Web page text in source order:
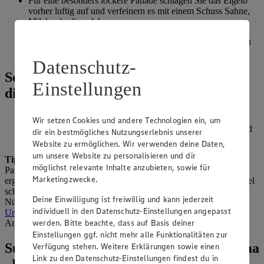
vorher luftig auf und verfeinern es mit einem Schuss Sahne,
Milch oder Sprudel.
Panieren ganz ohne Ei gelingt Ihnen, wenn Sie dieses durch
Schritt vier der Panieren-Reihenfolge:
die Panade
Wenden Sie Ihr Produkt im letzten Schritt beidseitig in
Paniermehl. Dieses sorgt erst für die richtige Konsistenz und
birgt außerdem Extra-Geschmack.
Tipp:
Als Alternative zu den Semmelbröseln funktioniert auch
Panko, das sich besonders für Fisch eignet. Eine leckere Panade
ergeben auch zerstoßene Cornflakes, die besonders gut zu Geflügel
schmecken. Eine glutenfreie Panade erhalten Sie mit gemahlenen
Nüssen. Übrigens: Haben Sie sich schon mal gefragt, was der
Unterschied zwischen Panade und Panierung ist?Wir haben die
Antwort.
Suche weitere Tipps & Tricks zum Thema
Datenschutz-
Einstellungen
Wir setzen Cookies und andere Technologien ein, um
dir ein bestmögliches Nutzungserlebnis unserer
Website zu ermöglichen. Wir verwenden deine Daten,
um unsere Website zu personalisieren und dir
möglichst relevante Inhalte anzubieten, sowie für
Marketingzwecke.
Deine Einwilligung ist freiwillig und kann jederzeit
individuell in den Datenschutz-Einstellungen angepasst
werden. Bitte beachte, dass auf Basis deiner
Einstellungen ggf. nicht mehr alle Funktionalitäten zur
Verfügung stehen. Weitere Erklärungen sowie einen
Link zu den Datenschutz-Einstellungen findest du in